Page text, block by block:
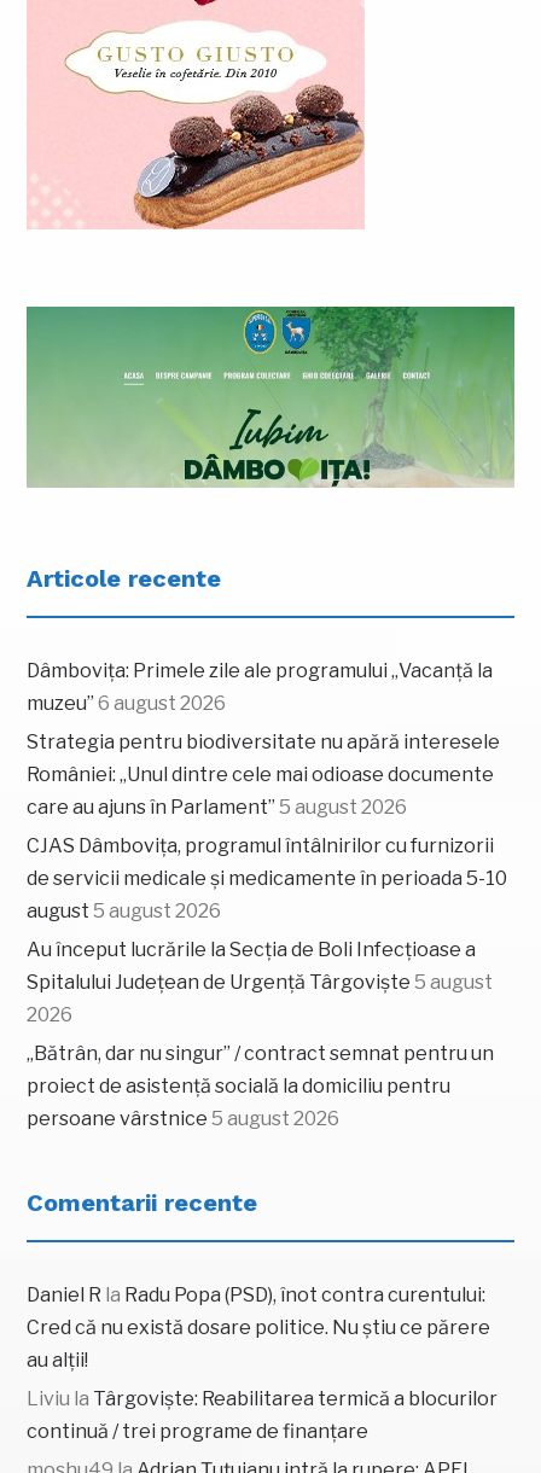
Articole recente
Dâmbovița: Primele zile ale programului „Vacanță la
muzeu” 6 august 2026
Strategia pentru biodiversitate nu apără interesele
României: „Unul dintre cele mai odioase documente
care au ajuns în Parlament” 5 august 2026
CJAS Dâmbovița, programul întâlnirilor cu furnizorii
de servicii medicale și medicamente în perioada 5-10
august 5 august 2026
Au început lucrările la Secția de Boli Infecțioase a
Spitalului Județean de Urgență Târgoviște 5 august
2026
„Bătrân, dar nu singur” / contract semnat pentru un
proiect de asistență socială la domiciliu pentru
persoane vârstnice 5 august 2026
Comentarii recente
Daniel R la Radu Popa (PSD), înot contra curentului:
Cred că nu există dosare politice. Nu știu ce părere
au alții!
Liviu la Târgoviște: Reabilitarea termică a blocurilor
continuă / trei programe de finanțare